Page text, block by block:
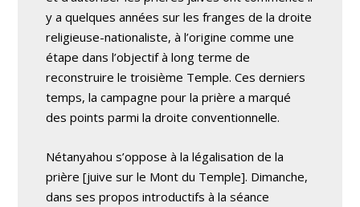
y a quelques années sur les franges de la droite
religieuse-nationaliste, à l’origine comme une
étape dans l’objectif à long terme de
reconstruire le troisième Temple. Ces derniers
temps, la campagne pour la prière a marqué
des points parmi la droite conventionnelle.
Nétanyahou s’oppose à la légalisation de la
prière [juive sur le Mont du Temple]. Dimanche,
dans ses propos introductifs à la séance